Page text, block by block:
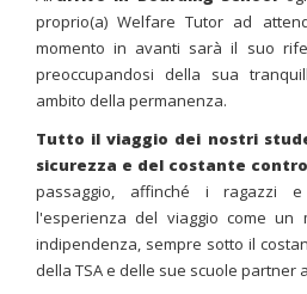
proprio(a) Welfare Tutor ad
momento in avanti sarà il suo
preoccupandosi della sua
ambito della permanenza.
Tutto il viaggio dei nostri
sicurezza e del costante
passaggio, affinché i ragazzi
l'esperienza del viaggio come un
indipendenza, sempre sotto il
della TSA e delle sue scuole partner